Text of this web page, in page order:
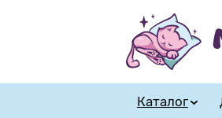
Каталог